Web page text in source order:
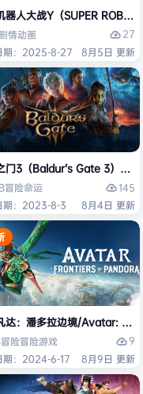
器人大战Y（SUPER
剧情动画
27
期：2025-8-27
8月5日 更新
Creed Black Flag
门3（Baldur’s Gate 3）免安
冒险命运
145
期：2023-8-3
8月4日 更新
Edition）免安装
达：潘多拉边境/Avatar:
冒险冒险游戏
9
期：2024-6-17
8月9日 更新